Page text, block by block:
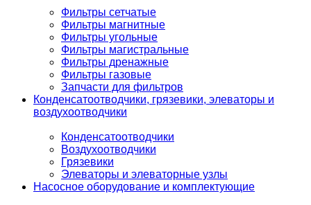
Фильтры сетчатые
Фильтры магнитные
Фильтры угольные
Фильтры магистральные
Фильтры дренажные
Фильтры газовые
Запчасти для фильтров
Конденсатоотводчики, грязевики, элеваторы и
воздухоотводчики
Конденсатоотводчики
Воздухоотводчики
Грязевики
Элеваторы и элеваторные узлы
Насосное оборудование и комплектующие